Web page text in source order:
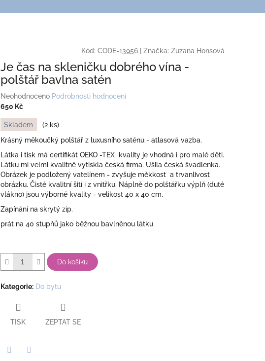
Kód: CODE-13956 Značka: Zuzana Honsová
Je čas na skleničku dobrého vína -
polštář bavlna satén
Průměrné
hodnocení
je
0,0
z
5
hvězdiček.
Neohodnoceno Podrobnosti hodnocení
650 Kč
Měrná
cena:
Skladem
(2 ks)
Krásný měkoučký polštář z luxusního saténu - atlasová vazba.
Látka i tisk má certifikát OEKO -TEX kvality je vhodná i pro malé děti.
Látku mi velmi kvalitně vytiskla česká firma. Ušila česká švadlenka.
Obrázek je podložený vatelínem - zvyšuje měkkost a trvanlivost
obrázku. Čisté kvalitní šití i z vnitřku. Náplně do polštářku výplň (duté
vlákno) jsou výborné kvality - velikost 40 x 40 cm,
Zapínání na skrytý zip.
prát na 40 stupňů jako běžnou bavlněnou látku
Do košíku
Kategorie: Do bytu
TISK ZEPTAT SE